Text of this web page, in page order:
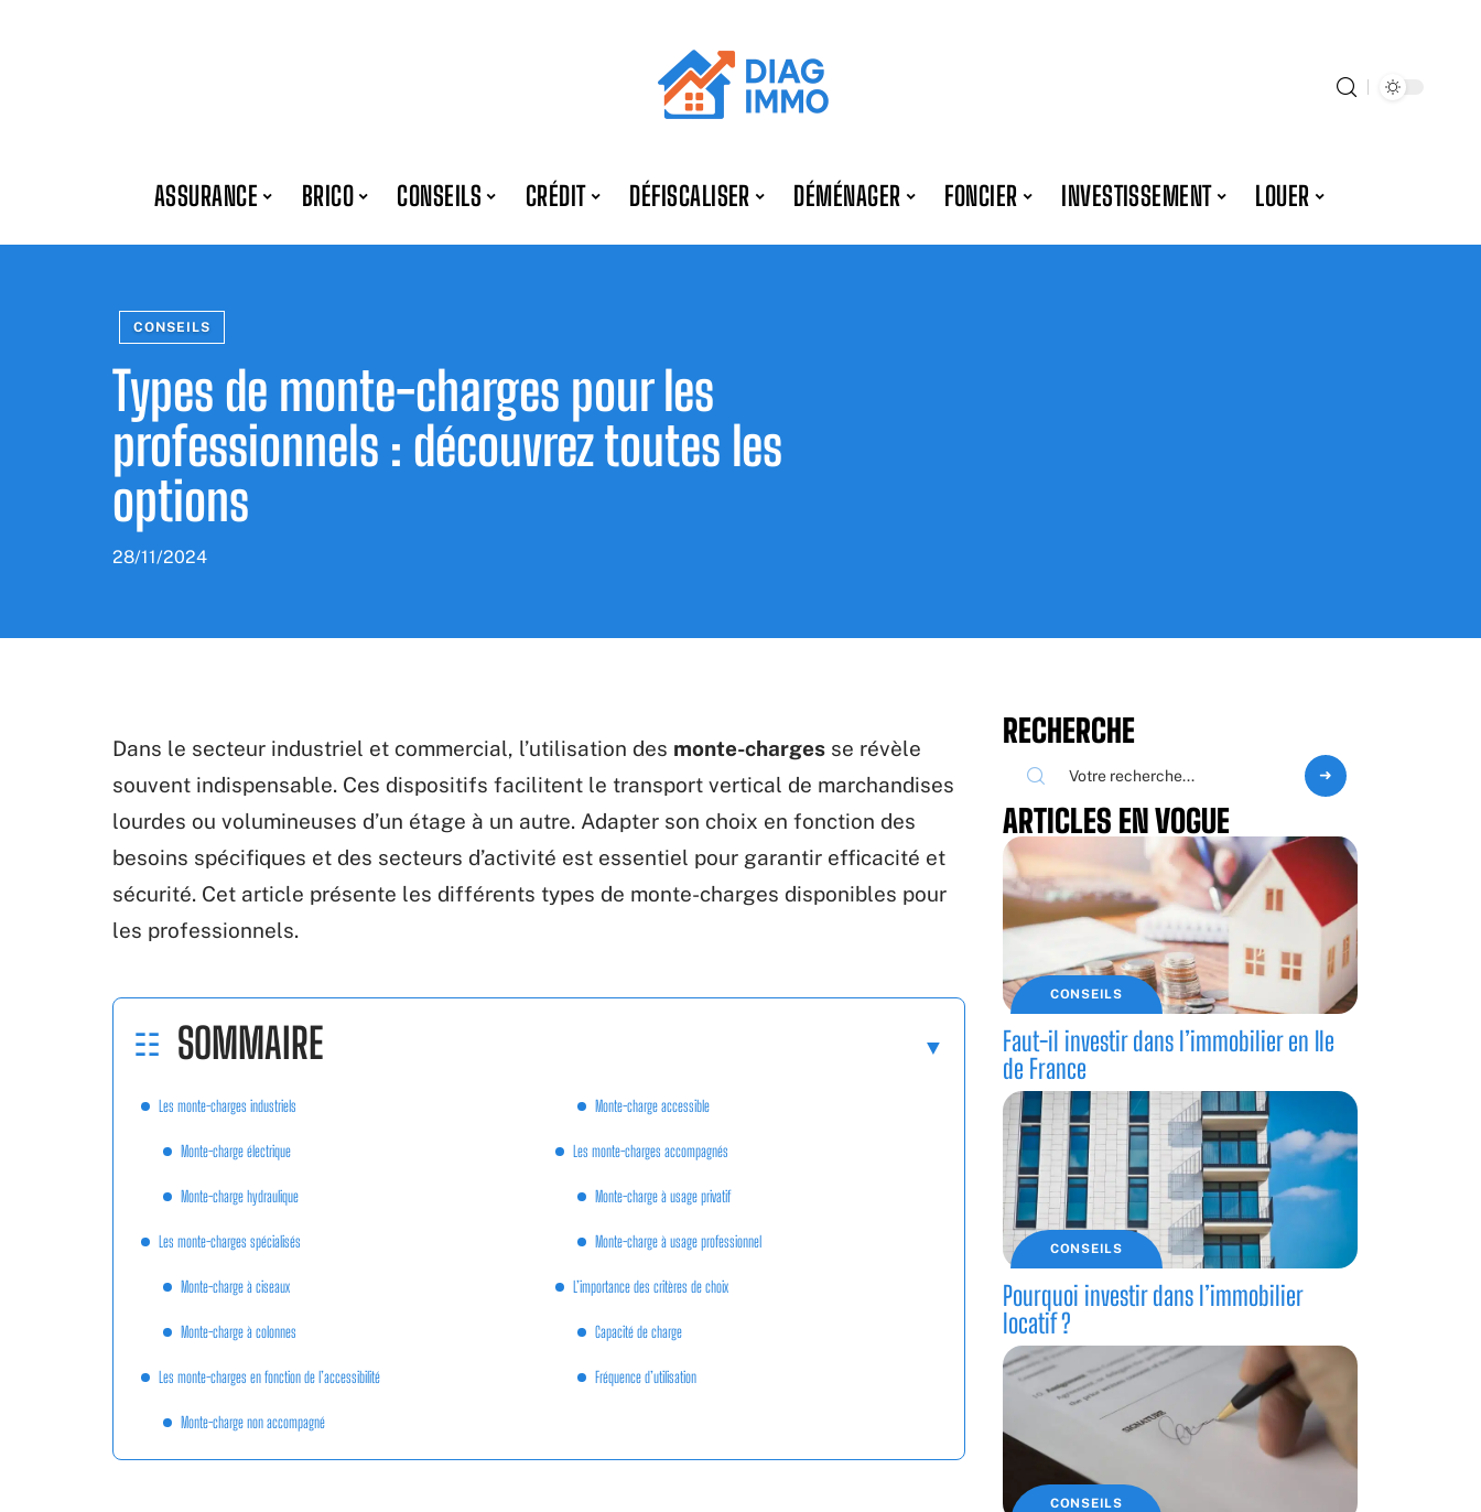
ASSURANCE BRICO CONSEILS CRÉDIT DÉFISCALISER DÉMÉNAGER FONCIER INVESTISSEMENT LOUER
CONSEILS
Types de monte-charges pour les
professionnels : découvrez toutes les
options
28/11/2024
Dans le secteur industriel et commercial, l’utilisation des monte-charges se révèle
souvent indispensable. Ces dispositifs facilitent le transport vertical de marchandises
lourdes ou volumineuses d’un étage à un autre. Adapter son choix en fonction des
besoins spécifiques et des secteurs d’activité est essentiel pour garantir efficacité et
sécurité. Cet article présente les différents types de monte-charges disponibles pour
les professionnels.
SOMMAIRE
Les monte-charges industriels
Monte-charge électrique
Monte-charge hydraulique
Les monte-charges spécialisés
Monte-charge à ciseaux
Monte-charge à colonnes
Les monte-charges en fonction de l’accessibilité
Monte-charge non accompagné
Monte-charge accessible
Les monte-charges accompagnés
Monte-charge à usage privatif
Monte-charge à usage professionnel
L’importance des critères de choix
Capacité de charge
Fréquence d’utilisation
RECHERCHE
ARTICLES EN VOGUE
CONSEILS
Faut-il investir dans l’immobilier en Ile
de France
CONSEILS
Pourquoi investir dans l’immobilier
locatif ?
CONSEILS